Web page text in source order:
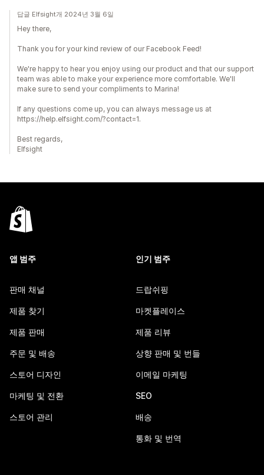
답글 Elfsight개 2024년 3월 6일
Hey there,
Thank you for your kind review of our Facebook Feed!
We're happy to hear you enjoy using our product and that our support
team was able to make your experience more comfortable. We'll
make sure to send your compliments to Marina!
If any questions come up, you can always message us at
https://help.elfsight.com/?contact=1.
Best regards,
Elfsight
앱 범주
판매 채널
제품 찾기
제품 판매
주문 및 배송
스토어 디자인
마케팅 및 전환
스토어 관리
인기 범주
드랍쉬핑
마켓플레이스
제품 리뷰
상향 판매 및 번들
이메일 마케팅
SEO
배송
통화 및 번역